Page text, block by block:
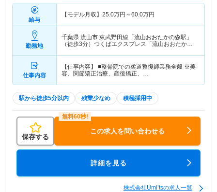
給与
【モデル月収】 25.0万円～60.0万円
勤務地
千葉県 流山市 東武野田線「流山おおたかの森駅」
（徒歩3分）つくばエクスプレス「流山おおたかの
仕事内容
【仕事内容】 ■整骨院での柔道整復師業務全般 ※美
容、関節矯正治療、産後矯正、…
駅から徒歩5分以内 残業少なめ 積極採用中
保存する
この求人を問い合わせる
詳細を見る
株式会社Umi’tsの求人一覧